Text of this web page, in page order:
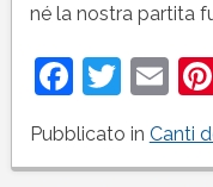
né la nostra partita
Pubblicato in Canti